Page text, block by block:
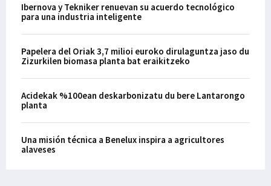
Ibernova y Tekniker renuevan su acuerdo tecnológico
para una industria inteligente
Papelera del Oriak 3,7 milioi euroko dirulaguntza jaso du
Zizurkilen biomasa planta bat eraikitzeko
Acidekak %100ean deskarbonizatu du bere Lantarongo
planta
Una misión técnica a Benelux inspira a agricultores
alaveses